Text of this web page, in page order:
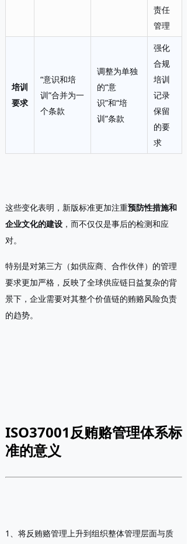
责任
管理
培训
要求
“意识和培
训”合并为一
个条款
调整为单独
的“意
识”和“培
训”条款
强化
合规
培训
记录
保留
的要
求
这些变化表明，新版标准更加注重预防性措施和
企业文化的建设 ，而不仅仅是事后的检测和应
对。
特别是对第三方（如供应商、合作伙伴）的管理
要求更加严格，反映了全球供应链日益复杂的背
景下，企业需要对其整个价值链的贿赂风险负责
的趋势。
ISO37001反贿赂管理体系标
准的意义
1、将反贿赂管理上升到组织整体管理层面与质